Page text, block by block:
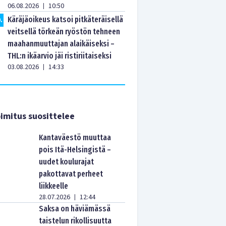
06.08.2026 | 10:50
.
Käräjäoikeus katsoi pitkäteräisellä
veitsellä törkeän ryöstön tehneen
maahanmuuttajan alaikäiseksi –
THL:n ikäarvio jäi ristiriitaiseksi
03.08.2026 | 14:33
suosittelee
Kantaväestö muuttaa
pois Itä-Helsingistä –
uudet koulurajat
pakottavat perheet
liikkeelle
28.07.2026 | 12:44
Saksa on häviämässä
taistelun rikollisuutta